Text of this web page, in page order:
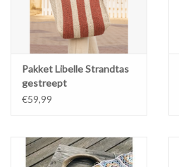
Pakket Libelle Strandtas
gestreept
€59,99